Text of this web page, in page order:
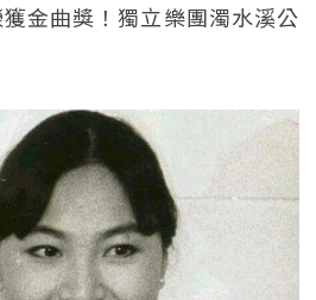
金曲獎！獨立樂團濁水溪公